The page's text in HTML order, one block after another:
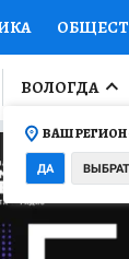
ОТКРЫВАЕМ
ВОЛОГДА
ВАШ
ДА